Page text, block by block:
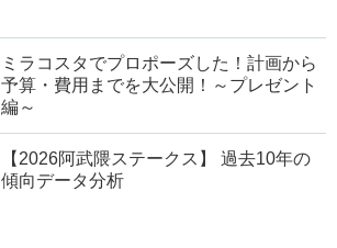
ミラコスタでプロポーズした！計画から
予算・費用までを大公開！～プレゼント
編～
【2026阿武隈ステークス】 過去10年の
傾向データ分析